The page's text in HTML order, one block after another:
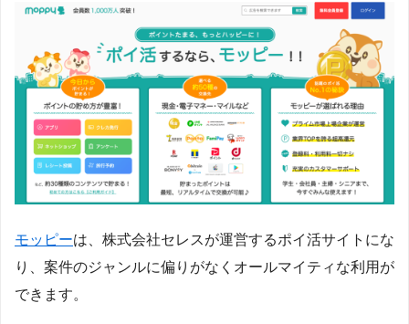
モッピーは、株式会社セレスが運営するポイ活サイトにな
り、案件のジャンルに偏りがなくオールマイティな利用が
できます。